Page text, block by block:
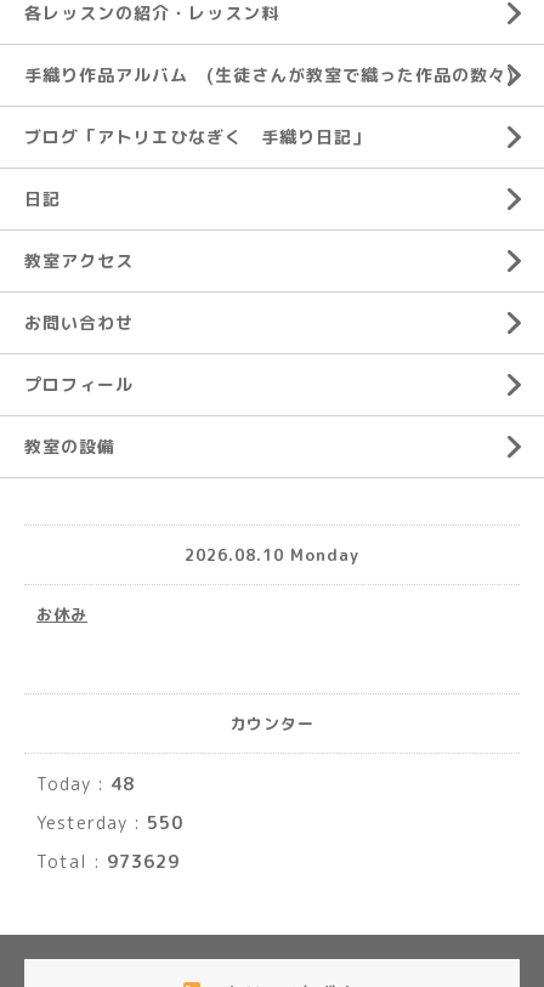
各レッスンの紹介・レッスン料
手織り作品アルバム (生徒さんが教室で織った作品の数々)
ブログ「アトリエひなぎく 手織り日記」
日記
教室アクセス
お問い合わせ
プロフィール
教室の設備
2026.08.10 Monday
お休み
カウンター
Today : 48
Yesterday : 550
Total : 973629